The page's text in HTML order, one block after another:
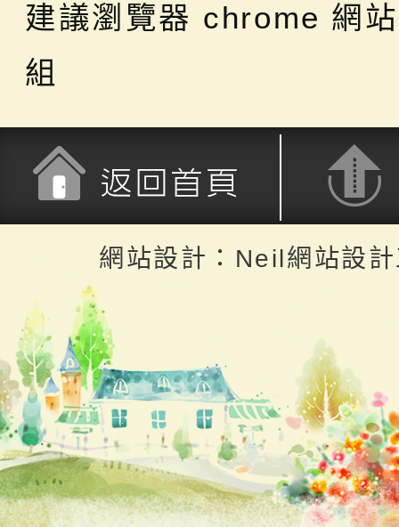
建議瀏覽器 chrome 網
組
返回頂端
網站設計：Neil網站設